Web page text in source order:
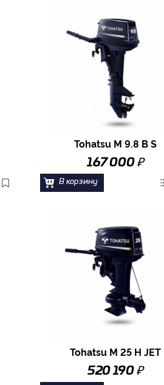
Tohatsu M 9.8 B S
167 000 ₽
В корзину
Tohatsu M 25 H JET
520 190 ₽